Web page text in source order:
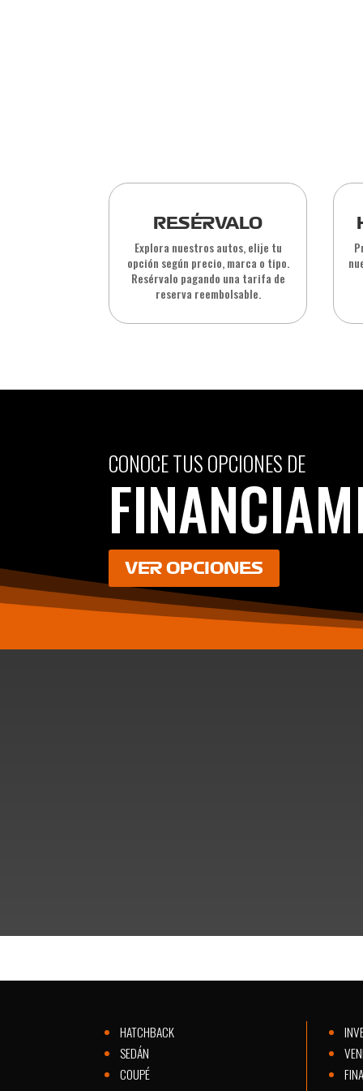
RESÉRVALO
Explora nuestros autos, elije tu
opción según precio, marca o tipo.
Resérvalo pagando una tarifa de
reserva reembolsable.
CONOCE TUS OPCIONES DE
VER OPCIONES
HATCHBACK
SEDÁN
COUPÉ